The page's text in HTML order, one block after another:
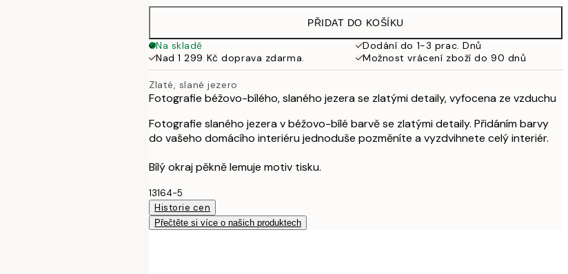
PŘIDAT DO KOŠÍKU
Na skladě
Dodání do 1-3 prac. Dnů
Nad 1 299 Kč doprava zdarma.
Možnost vrácení zboží do 90 dnů
Zlaté, slané jezero
Fotografie béžovo-bílého, slaného jezera se zlatými detaily, vyfocena ze vzduchu
Fotografie slaného jezera v béžovo-bílé barvě se zlatými detaily. Přidáním barvy
do vašeho domácího interiéru jednoduše pozměníte a vyzdvihnete celý interiér.
Bílý okraj pěkně lemuje motiv tisku.
13164-5
Historie cen
Přečtěte si více o našich produktech